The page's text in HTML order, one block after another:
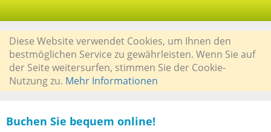
Diese Website verwendet Cookies, um Ihnen den
bestmöglichen Service zu gewährleisten. Wenn Sie auf
der Seite weitersurfen, stimmen Sie der Cookie-
Nutzung zu. Mehr Informationen
Buchen Sie bequem online!